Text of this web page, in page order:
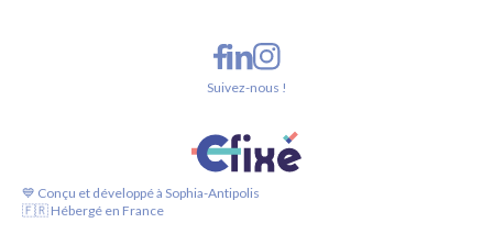
💙 Conçu et développé à Sophia-Antipolis
🇫🇷 Hébergé en France
Suivez-nous !